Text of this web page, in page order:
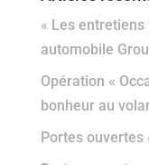
« Les
automobile
Opération «
bonheur au
Portes ouvertes